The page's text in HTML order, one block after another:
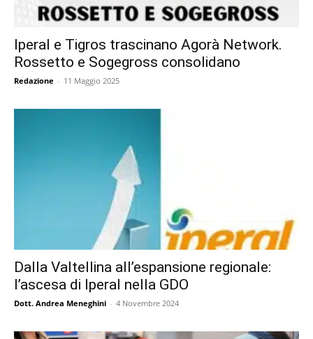
Iperal e Tigros trascinano Agorà Network.
Rossetto e Sogegross consolidano
Redazione - 11 Maggio 2025
Dalla Valtellina all’espansione regionale:
l’ascesa di Iperal nella GDO
Dott. Andrea Meneghini - 4 Novembre 2024